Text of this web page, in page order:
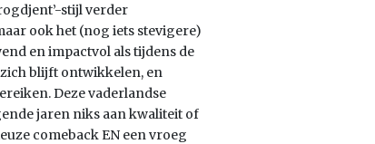
stijl verder
ook het (nog iets stevigere)
en impactvol als tijdens de
zich blijft ontwikkelen, en
Deze vaderlandse
jaren niks aan kwaliteit of
comeback EN een vroeg